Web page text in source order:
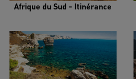
Afrique du Sud - Itinérance